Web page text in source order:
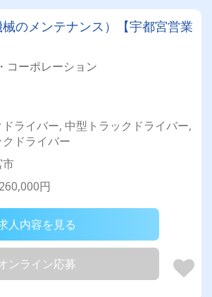
のメンテナンス）【宇都宮営業
コーポレーション
ライバー, 中型トラックドライバー,
ドライバー
市
円
人内容を見る
ンライン応募